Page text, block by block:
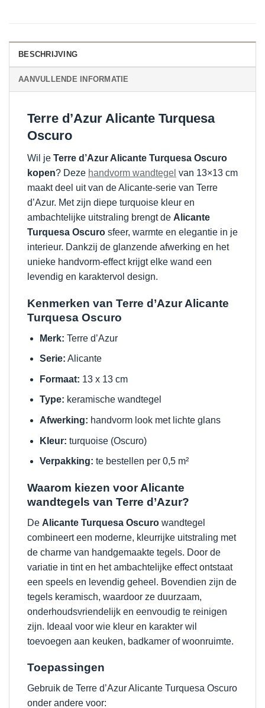
BESCHRIJVING
AANVULLENDE INFORMATIE
Terre d’Azur Alicante Turquesa
Oscuro
Wil je Terre d’Azur Alicante Turquesa Oscuro
kopen? Deze handvorm wandtegel van 13×13 cm
maakt deel uit van de Alicante-serie van Terre
d’Azur. Met zijn diepe turquoise kleur en
ambachtelijke uitstraling brengt de Alicante
Turquesa Oscuro sfeer, warmte en elegantie in je
interieur. Dankzij de glanzende afwerking en het
unieke handvorm-effect krijgt elke wand een
levendig en karaktervol design.
Kenmerken van Terre d’Azur Alicante
Turquesa Oscuro
Merk: Terre d’Azur
Serie: Alicante
Formaat: 13 x 13 cm
Type: keramische wandtegel
Afwerking: handvorm look met lichte glans
Kleur: turquoise (Oscuro)
Verpakking: te bestellen per 0,5 m²
Waarom kiezen voor Alicante
wandtegels van Terre d’Azur?
De Alicante Turquesa Oscuro wandtegel
combineert een moderne, kleurrijke uitstraling met
de charme van handgemaakte tegels. Door de
variatie in tint en het ambachtelijke effect ontstaat
een speels en levendig geheel. Bovendien zijn de
tegels keramisch, waardoor ze duurzaam,
onderhoudsvriendelijk en eenvoudig te reinigen
zijn. Ideaal voor wie kleur en karakter wil
toevoegen aan keuken, badkamer of woonruimte.
Toepassingen
Gebruik de Terre d’Azur Alicante Turquesa Oscuro
onder andere voor: